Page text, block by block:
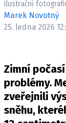
Ilustrační
Marek Novotný
25. ledna 2026
Zimní
problémy.
zveřejnili
sněhu,